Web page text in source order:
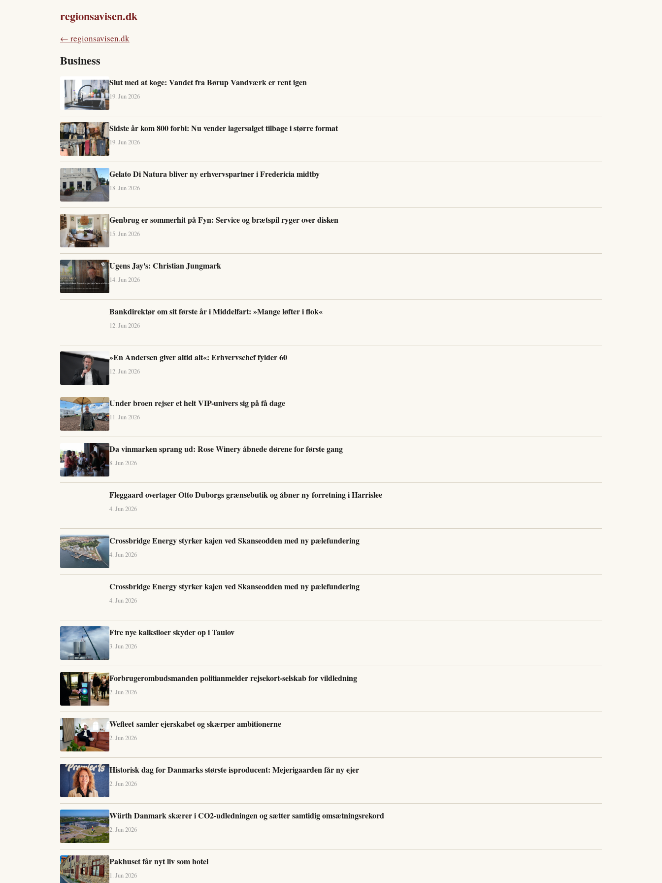
regionsavisen.dk
← regionsavisen.dk
Business
Slut med at koge: Vandet fra Børup Vandværk er rent igen
19. Jun 2026
Sidste år kom 800 forbi: Nu vender lagersalget tilbage i større format
19. Jun 2026
Gelato Di Natura bliver ny erhvervspartner i Fredericia midtby
18. Jun 2026
Genbrug er sommerhit på Fyn: Service og brætspil ryger over disken
15. Jun 2026
Ugens Jay's: Christian Jungmark
14. Jun 2026
Bankdirektør om sit første år i Middelfart: »Mange løfter i flok«
12. Jun 2026
»En Andersen giver altid alt«: Erhvervschef fylder 60
12. Jun 2026
Under broen rejser et helt VIP-univers sig på få dage
11. Jun 2026
Da vinmarken sprang ud: Rose Winery åbnede dørene for første gang
8. Jun 2026
Fleggaard overtager Otto Duborgs grænsebutik og åbner ny forretning i Harrislee
4. Jun 2026
Crossbridge Energy styrker kajen ved Skanseodden med ny pælefundering
4. Jun 2026
Crossbridge Energy styrker kajen ved Skanseodden med ny pælefundering
4. Jun 2026
Fire nye kalksiloer skyder op i Taulov
3. Jun 2026
Forbrugerombudsmanden politianmelder rejsekort-selskab for vildledning
2. Jun 2026
Wefleet samler ejerskabet og skærper ambitionerne
2. Jun 2026
Historisk dag for Danmarks største isproducent: Mejerigaarden får ny ejer
2. Jun 2026
Würth Danmark skærer i CO2-udledningen og sætter samtidig omsætningsrekord
2. Jun 2026
Pakhuset får nyt liv som hotel
1. Jun 2026